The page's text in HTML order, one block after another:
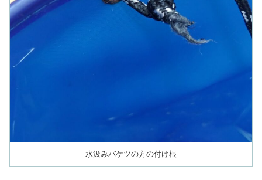
水汲みバケツの方の付け根